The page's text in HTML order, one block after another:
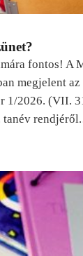
fontos! A
megjelent az
1/2026. (VII.
tanév